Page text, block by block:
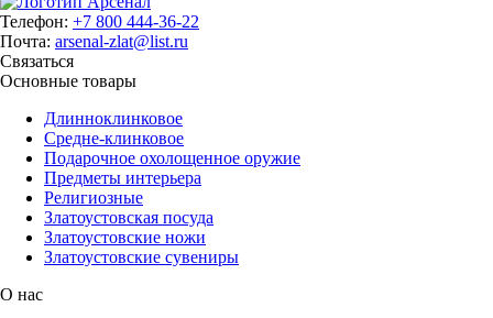
Телефон: +7 800 444-36-22
Почта: arsenal-zlat@list.ru
Связаться
Основные товары
Длинноклинковое
Средне-клинковое
Подарочное охолощенное оружие
Предметы интерьера
Религиозные
Златоустовская посуда
Златоустовские ножи
Златоустовские сувениры
О нас